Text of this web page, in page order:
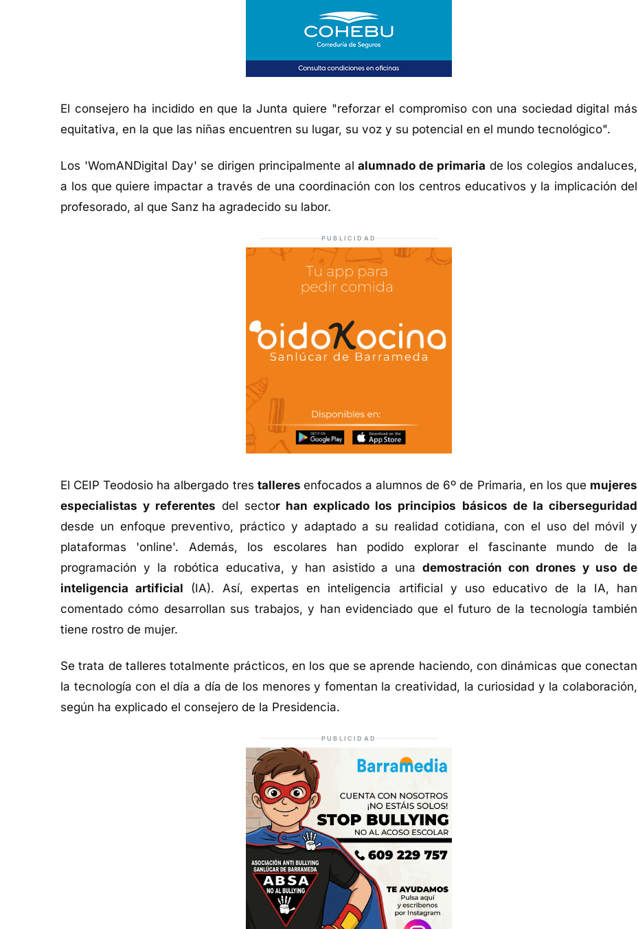
El consejero ha incidido en que la Junta quiere "reforzar el compromiso con una sociedad digital más
equitativa, en la que las niñas encuentren su lugar, su voz y su potencial en el mundo tecnológico".
Los 'WomANDigital Day' se dirigen principalmente alalumnado de primaria de los colegios andaluces,
a los que quiere impactar a través de una coordinación con los centros educativos y la implicación del
profesorado, al que Sanz ha agradecido su labor.
PUBLICIDAD
El CEIP Teodosio ha albergado tres talleres enfocados a alumnos de 6º de Primaria, en los que mujeres
especialistas y referentes del sector han explicado los principios básicos de la ciberseguridad
desde un enfoque preventivo, práctico y adaptado a su realidad cotidiana, con el uso del móvil y
plataformas 'online'. Además, los escolares han podido explorar el fascinante mundo de la
programación y la robótica educativa, y han asistido a unademostración con drones y uso de
inteligencia artificial (IA). Así, expertas en inteligencia artificial y uso educativo de la IA, han
comentado cómo desarrollan sus trabajos, y han evidenciado que el futuro de la tecnología también
tiene rostro de mujer.
Se trata de talleres totalmente prácticos, en los que se aprende haciendo, con dinámicas que conectan
la tecnología con el día a día de los menores y fomentan la creatividad, la curiosidad y la colaboración,
según ha explicado el consejero de la Presidencia.
PUBLICIDAD